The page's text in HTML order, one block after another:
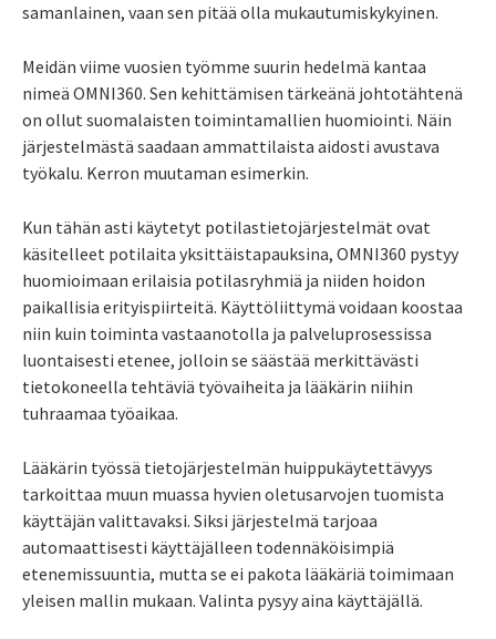
samanlainen, vaan sen pitää olla mukautumiskykyinen.
Meidän viime vuosien työmme suurin hedelmä kantaa
nimeä OMNI360. Sen kehittämisen tärkeänä johtotähtenä
on ollut suomalaisten toimintamallien huomiointi. Näin
järjestelmästä saadaan ammattilaista aidosti avustava
työkalu. Kerron muutaman esimerkin.
Kun tähän asti käytetyt potilastietojärjestelmät ovat
käsitelleet potilaita yksittäistapauksina, OMNI360 pystyy
huomioimaan erilaisia potilasryhmiä ja niiden hoidon
paikallisia erityispiirteitä. Käyttöliittymä voidaan koostaa
niin kuin toiminta vastaanotolla ja palveluprosessissa
luontaisesti etenee, jolloin se säästää merkittävästi
tietokoneella tehtäviä työvaiheita ja lääkärin niihin
tuhraamaa työaikaa.
Lääkärin työssä tietojärjestelmän huippukäytettävyys
tarkoittaa muun muassa hyvien oletusarvojen tuomista
käyttäjän valittavaksi. Siksi järjestelmä tarjoaa
automaattisesti käyttäjälleen todennäköisimpiä
etenemissuuntia, mutta se ei pakota lääkäriä toimimaan
yleisen mallin mukaan. Valinta pysyy aina käyttäjällä.